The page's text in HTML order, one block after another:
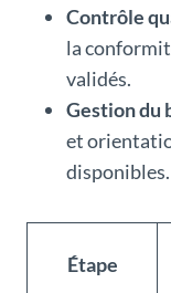
Contrôle
la
validés.
Gestion du
et
disponibles.
Étape